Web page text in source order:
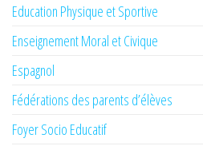
Education Physique et Sportive
Enseignement Moral et Civique
Espagnol
Fédérations des parents d’élèves
Foyer Socio Educatif